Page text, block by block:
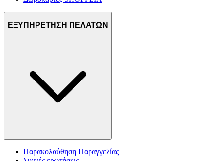
ΕΞΥΠΗΡΕΤΗΣΗ ΠΕΛΑΤΩΝ
Παρακολούθηση Παραγγελίας